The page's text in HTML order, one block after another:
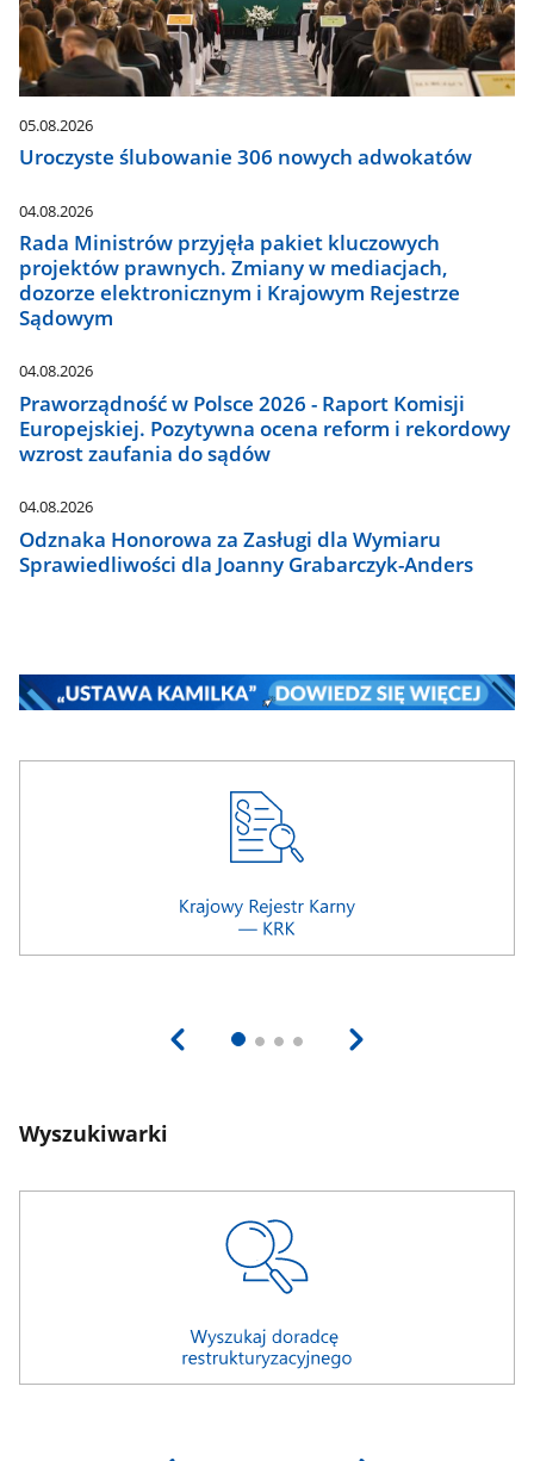
05.08.2026
Uroczyste ślubowanie 306 nowych adwokatów
04.08.2026
Rada Ministrów przyjęła pakiet kluczowych
projektów prawnych. Zmiany w mediacjach,
dozorze elektronicznym i Krajowym Rejestrze
Sądowym
04.08.2026
Praworządność w Polsce 2026 - Raport Komisji
Europejskiej. Pozytywna ocena reform i rekordowy
wzrost zaufania do sądów
04.08.2026
Odznaka Honorowa za Zasługi dla Wymiaru
Sprawiedliwości dla Joanny Grabarczyk-Anders
Wyszukiwarki